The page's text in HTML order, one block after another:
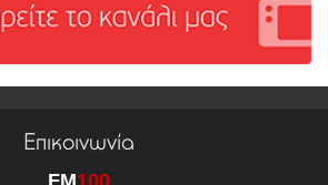
Επικοινωνία